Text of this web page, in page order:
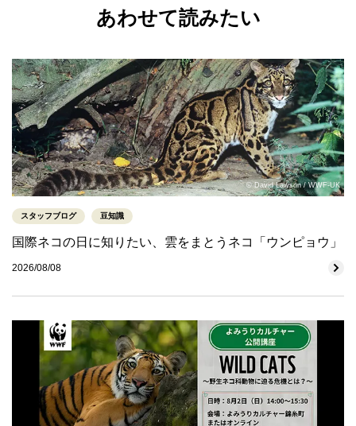
あわせて読みたい
© David Lawson / WWF-UK
スタッフブログ 豆知識
国際ネコの日に知りたい、雲をまとうネコ「ウンピョウ」
2026/08/08